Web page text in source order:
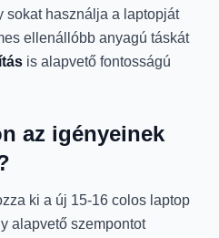
sokat használja a laptopját
ellenállóbb anyagú táskát
is alapvető fontosságú
az igényeinek
ki a új 15-16 colos laptop
alapvető szempontot